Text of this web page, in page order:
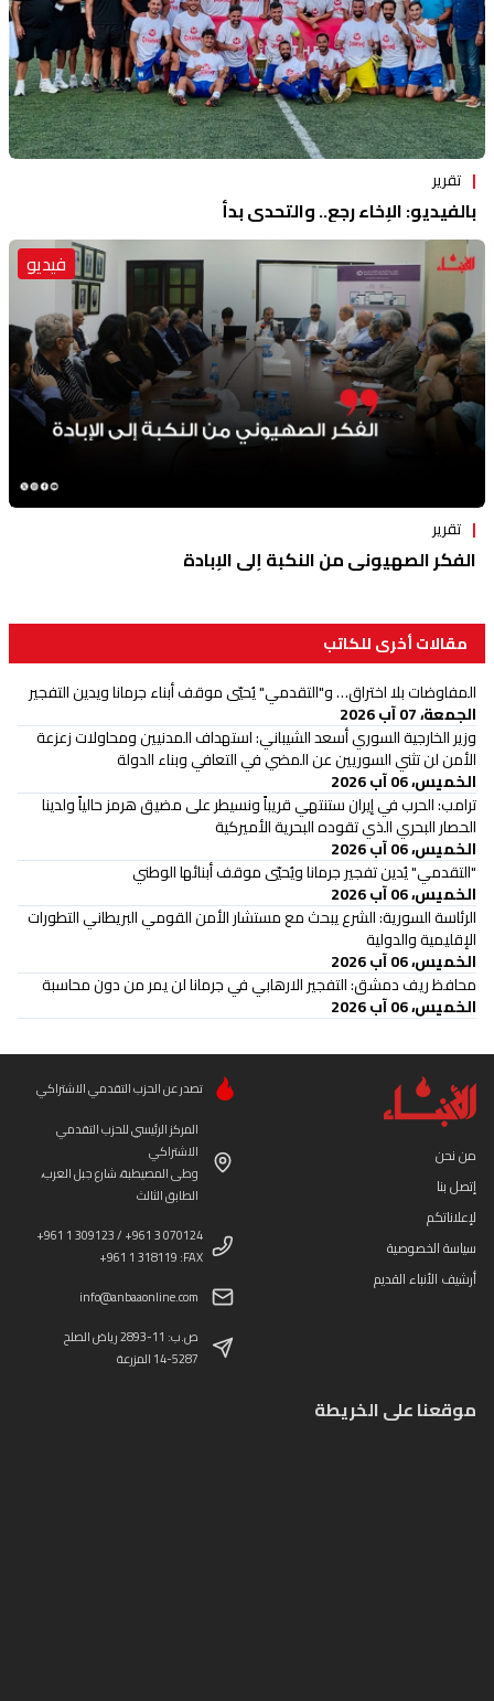
تقرير
بالفيديو: الإخاء رجع.. والتحدي بدأ
فيديو
تقرير
الفكر الصهيوني من النكبة إلى الإبادة
مقالات أخرى للكاتب
المفاوضات بلا اختراق… و"التقدمي" يُحيّي موقف أبناء جرمانا ويدين التفجير
الجمعة، 07 آب 2026
وزير الخارجية السوري أسعد الشيباني: استهداف المدنيين ومحاولات زعزعة
الأمن لن تثني السوريين عن المضي في التعافي وبناء الدولة
الخميس، 06 آب 2026
ترامب: الحرب في إيران ستنتهي قريباً ونسيطر على مضيق هرمز حالياً ولدينا
الحصار البحري الذي تقوده البحرية الأميركية
الخميس، 06 آب 2026
"التقدمي" يُدين تفجير جرمانا ويُحيّي موقف أبنائها الوطني
الخميس، 06 آب 2026
الرئاسة السورية: الشرع يبحث مع مستشار الأمن القومي البريطاني التطورات
الإقليمية والدولية
الخميس، 06 آب 2026
محافظ ريف دمشق: التفجير الارهابي في جرمانا لن يمر من دون محاسبة
الخميس، 06 آب 2026
من نحن
إتصل بنا
لإعلاناتكم
سياسة الخصوصية
أرشيف الأنباء القديم
تصدر عن الحزب التقدمي الاشتراكي
المركز الرئيسي للحزب التقدمي
الاشتراكي
وطى المصيطبة، شارع جبل العرب،
الطابق الثالث
+961 1 309123 / +961 3 070124
+961 1 318119 :FAX
info@anbaaonline.com
ص.ب: 11-2893 رياض الصلح
14-5287 المزرعة
موقعنا على الخريطة